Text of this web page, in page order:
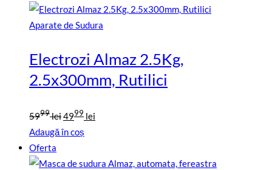
fost:
14999
12999
Aparate de Sudura
Electrozi Almaz 2.5Kg,
2.5x300mm, Rutilici
5999 lei Prețul
inițial
fost:
4999 lei
4999
Adaugă în coș
Oferta